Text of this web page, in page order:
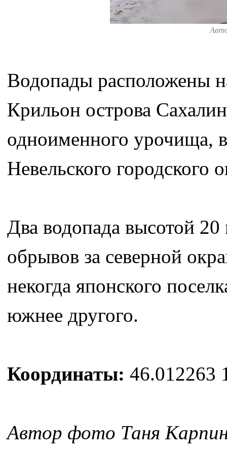
Водопады расположены
Крильон острова
одноименного урочища,
Невельского городского
Два водопада высотой
обрывов за северной
некогда японского
южнее другого.
Координаты: 46.012263
Автор фото Таня